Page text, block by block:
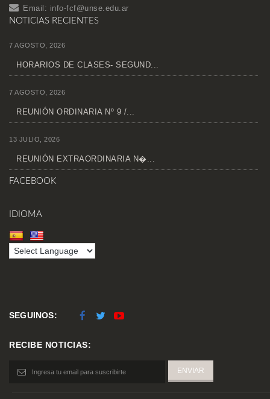
Email: info-fcf@unse.edu.ar
NOTICIAS RECIENTES
7 AGOSTO, 2026
HORARIOS DE CLASES- SEGUND...
7 AGOSTO, 2026
REUNIÓN ORDINARIA Nº 9 /...
13 JULIO, 2026
REUNIÓN EXTRAORDINARIA N�...
FACEBOOK
IDIOMA
SEGUINOS:
RECIBE NOTICIAS: